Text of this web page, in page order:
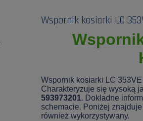
Wspornik kosiarki LC
Wspornik kosiarki LC
Charakteryzuje się wysoką
593973201. Dokładne
schemacie. Poniżej
również wykorzystywany.